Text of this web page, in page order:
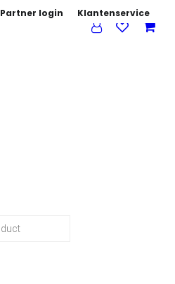
Partner login Klantenservice